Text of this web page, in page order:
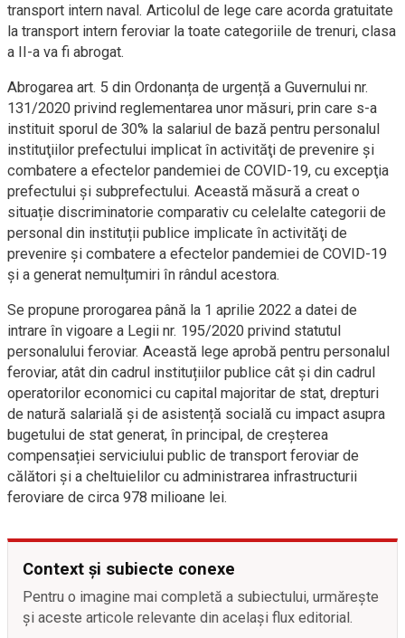
transport intern naval. Articolul de lege care acorda gratuitate
la transport intern feroviar la toate categoriile de trenuri, clasa
a II-a va fi abrogat.
Abrogarea art. 5 din Ordonanța de urgență a Guvernului nr.
131/2020 privind reglementarea unor măsuri, prin care s-a
instituit sporul de 30% la salariul de bază pentru personalul
instituţiilor prefectului implicat în activităţi de prevenire şi
combatere a efectelor pandemiei de COVID-19, cu excepţia
prefectului şi subprefectului. Această măsură a creat o
situație discriminatorie comparativ cu celelalte categorii de
personal din instituții publice implicate în activităţi de
prevenire şi combatere a efectelor pandemiei de COVID-19
și a generat nemulțumiri în rândul acestora.
Se propune prorogarea până la 1 aprilie 2022 a datei de
intrare în vigoare a Legii nr. 195/2020 privind statutul
personalului feroviar. Această lege aprobă pentru personalul
feroviar, atât din cadrul instituțiilor publice cât și din cadrul
operatorilor economici cu capital majoritar de stat, drepturi
de natură salarială și de asistență socială cu impact asupra
bugetului de stat generat, în principal, de creșterea
compensației serviciului public de transport feroviar de
călători și a cheltuielilor cu administrarea infrastructurii
feroviare de circa 978 milioane lei.
Context și subiecte conexe
Pentru o imagine mai completă a subiectului, urmărește
și aceste articole relevante din același flux editorial.